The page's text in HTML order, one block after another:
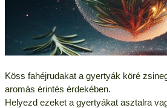
Köss fahéjrudakat a gyertyák köré
aromás érintés érdekében.
Helyezd ezeket a gyertyákat asztalra